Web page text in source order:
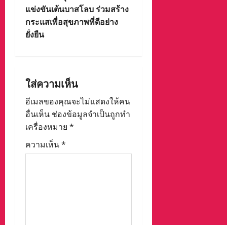
g
a
i
o
n
แข่งขันเต้นบาสโลบ ร่วมสร้าง
กระแสเพื่อสุขภาพที่ดีอย่าง
ยั่งยืน
ใส่ความเห็น
อีเมลของคุณจะไม่แสดงให้คน
อื่นเห็น ช่องข้อมูลจำเป็นถูกทำ
เครื่องหมาย *
ความเห็น*